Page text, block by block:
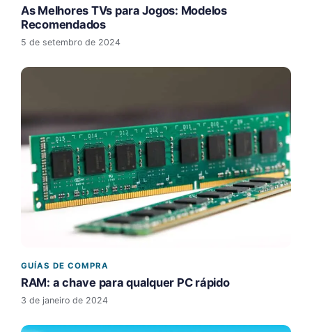
As Melhores TVs para Jogos: Modelos
Recomendados
5 de setembro de 2024
GUÍAS DE COMPRA
RAM: a chave para qualquer PC rápido
3 de janeiro de 2024